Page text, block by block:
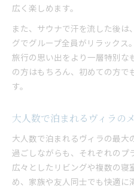
広く楽しめます。
また、サウナで汗を流した後
グでグループ全員がリラックス
旅行の思い出をより一層特別な
の方はもちろん、初めての方で
す。
大人数で泊まれるヴィラの
大人数で泊まれるヴィラの最大
過ごしながらも、それぞれのプ
広々としたリビングや複数の寝
め、家族や友人同士でも快適に